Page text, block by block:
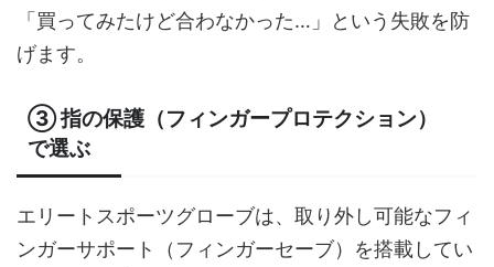
「買ってみたけど合わなかった…」という失敗を防
げます。
③ 指の保護（フィンガープロテクション）
で選ぶ
エリートスポーツグローブは、取り外し可能なフィ
ンガーサポート（フィンガーセーブ）を搭載してい